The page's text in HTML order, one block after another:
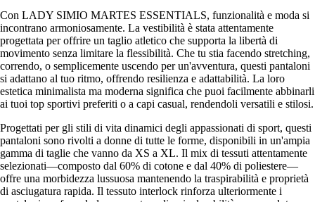
Con LADY SIMIO MARTES ESSENTIALS, funzionalità e moda si
incontrano armoniosamente. La vestibilità è stata attentamente
progettata per offrire un taglio atletico che supporta la libertà di
movimento senza limitare la flessibilità. Che tu stia facendo stretching,
correndo, o semplicemente uscendo per un'avventura, questi pantaloni
si adattano al tuo ritmo, offrendo resilienza e adattabilità. La loro
estetica minimalista ma moderna significa che puoi facilmente abbinarli
ai tuoi top sportivi preferiti o a capi casual, rendendoli versatili e stilosi.
Progettati per gli stili di vita dinamici degli appassionati di sport, questi
pantaloni sono rivolti a donne di tutte le forme, disponibili in un'ampia
gamma di taglie che vanno da XS a XL. Il mix di tessuti attentamente
selezionati—composto dal 60% di cotone e dal 40% di poliestere—
offre una morbidezza lussuosa mantenendo la traspirabilità e proprietà
di asciugatura rapida. Il tessuto interlock rinforza ulteriormente i